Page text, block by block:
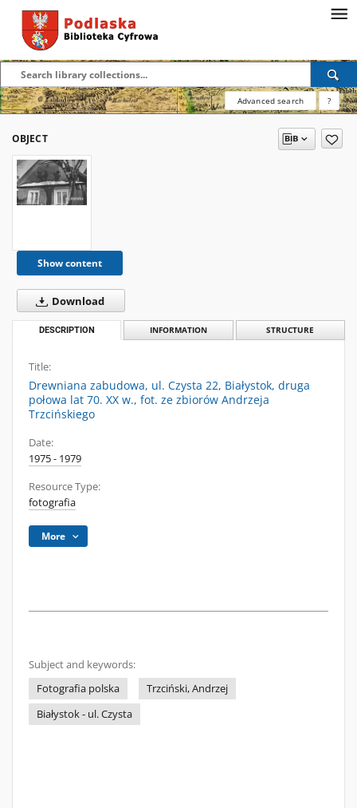
Advanced search ?
OBJECT
Show content
Download
DESCRIPTION INFORMATION STRUCTURE
Title:
Drewniana zabudowa, ul. Czysta 22, Białystok, druga
połowa lat 70. XX w., fot. ze zbiorów Andrzeja
Trzcińskiego
Date:
1975 - 1979
Resource Type:
fotografia
More
Subject and keywords:
Fotografia polska
Trzciński, Andrzej
Białystok - ul. Czysta